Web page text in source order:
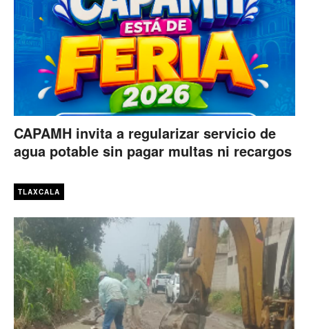
CAPAMH invita a regularizar servicio de
agua potable sin pagar multas ni recargos
TLAXCALA